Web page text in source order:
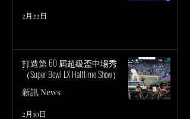
2月22日
打造第 60 屆超級盃中場秀
（Super Bowl LX Halftime Show）
新訊 News
2月10日